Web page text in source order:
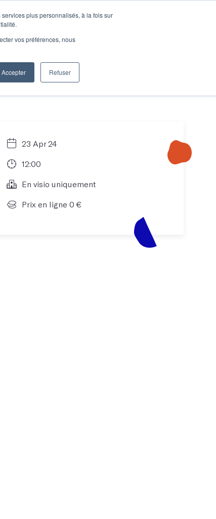
plus personnalisés, à la fois sur
vos préférences, nous
Accepter Refuser
Je découvre les ateliers
Entreprises
23 Apr 24
12:00
En visio uniquement
Prix en ligne 0 €